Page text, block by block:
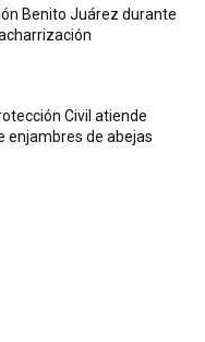
Benito Juárez durante
Civil atiende
enjambres de abejas